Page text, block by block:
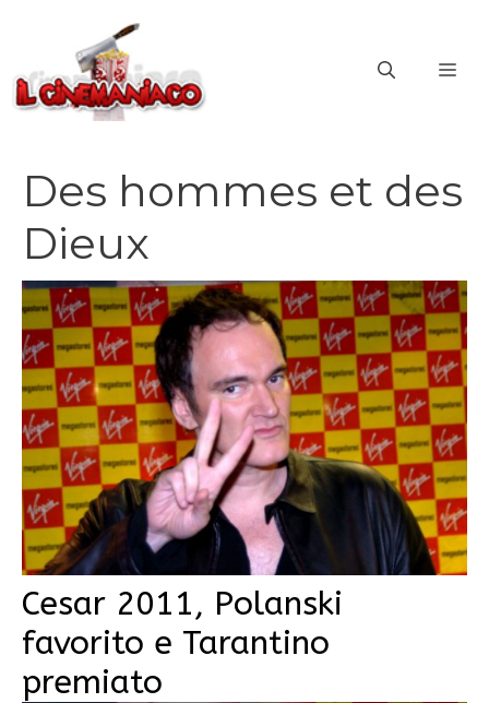
contenuto
Des hommes et des
Dieux
Cesar 2011, Polanski
favorito e Tarantino
premiato